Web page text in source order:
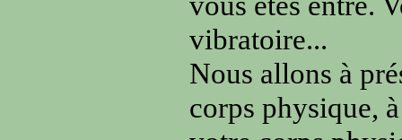
vibratoire...
Nous allons à
corps physique,